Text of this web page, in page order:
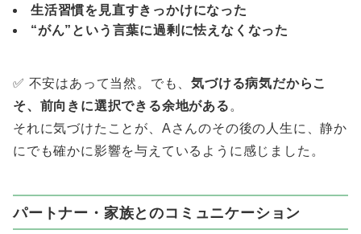
生活習慣を見直すきっかけになった
“がん”という言葉に過剰に怯えなくなった
✅ 不安はあって当然。でも、気づける病気だからこ
そ、前向きに選択できる余地がある 。
それに気づけたことが、Aさんのその後の人生に、静か
にでも確かに影響を与えているように感じました。
パートナー・家族とのコミュニケーション